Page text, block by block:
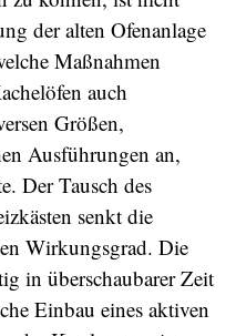
der alten Ofenanlage
Maßnahmen
auch
Größen,
Ausführungen an,
Der Tausch des
senkt die
Wirkungsgrad. Die
in überschaubarer Zeit
Einbau eines aktiven